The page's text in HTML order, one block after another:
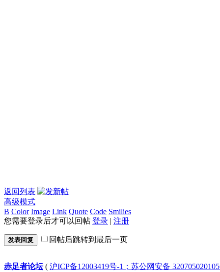
返回列表
高级模式
B Color Image Link Quote Code Smilies
您需要登录后才可以回帖 登录 | 注册
发表回复 回帖后跳转到最后一页
赤足者论坛( 沪ICP备12003419号-1；苏公网安备